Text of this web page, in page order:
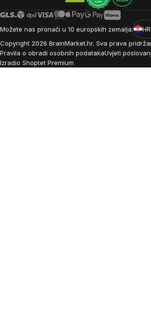
Možete nas pronaći u 10 europskih zemalja:
HR
Copyright 2026 BrainMarket.hr. Sva prava
Pravila o obradi osobnih podatakaUvjeti
Izradio Shoptet Premium